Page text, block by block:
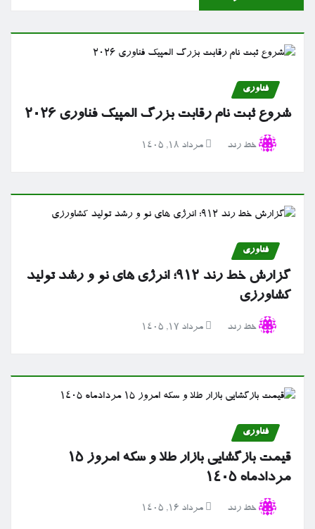
فناوری
شروع ثبت نام رقابت بزرگ المپیک فناوری ۲۰۲۶
خط رند مرداد ۱۸, ۱۴۰۵
فناوری
گزارش خط رند ۹۱۲؛ انرژی های نو و رشد تولید
کشاورزی
خط رند مرداد ۱۷, ۱۴۰۵
فناوری
قیمت بازگشایی بازار طلا و سکه امروز ۱۵
مردادماه ۱۴۰۵
خط رند مرداد ۱۶, ۱۴۰۵